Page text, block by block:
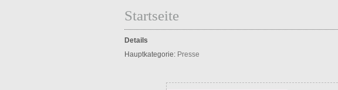
Startseite
Details
Hauptkategorie: Presse